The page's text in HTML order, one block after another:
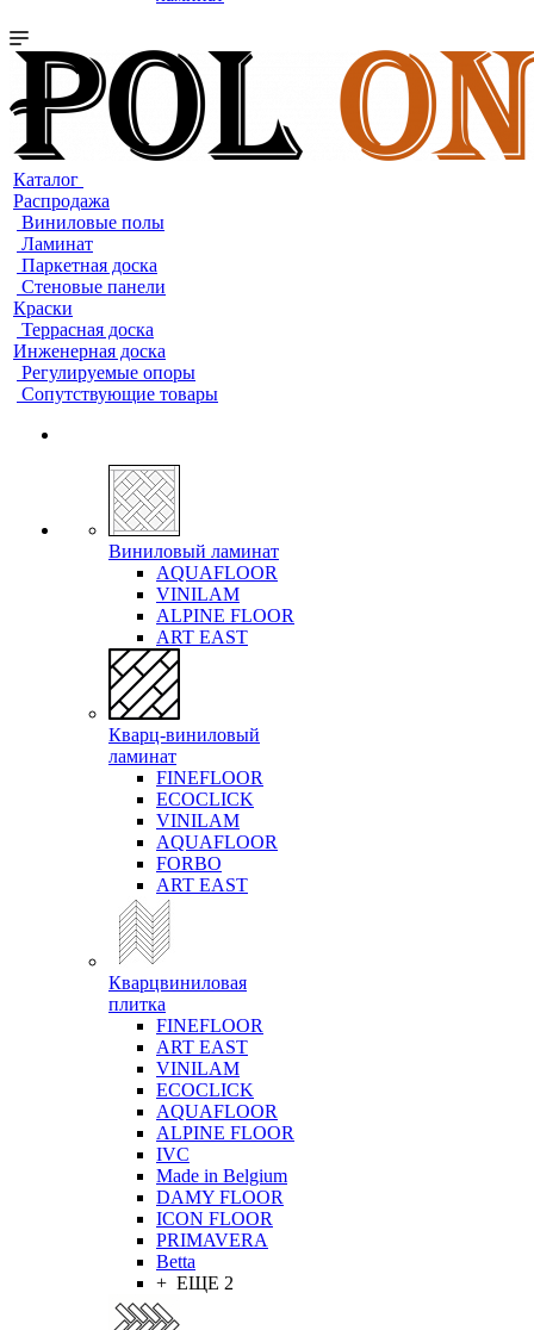
Каталог
Распродажа
Виниловые полы
Ламинат
Паркетная доска
Стеновые панели
Краски
Террасная доска
Инженерная доска
Регулируемые опоры
Сопутствующие товары
Виниловый ламинат
AQUAFLOOR
VINILAM
ALPINE FLOOR
ART EAST
Кварц-виниловый
ламинат
FINEFLOOR
ECOCLICK
VINILAM
AQUAFLOOR
FORBO
ART EAST
Кварцвиниловая
плитка
FINEFLOOR
ART EAST
VINILAM
ECOCLICK
AQUAFLOOR
ALPINE FLOOR
IVC
Made in Belgium
DAMY FLOOR
ICON FLOOR
PRIMAVERA
Betta
+ ЕЩЕ 2